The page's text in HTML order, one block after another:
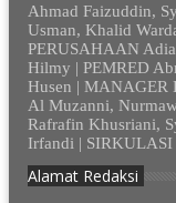
Ahmad Faizuddin,
Usman, Khalid
PERUSAHAAN
Hilmy | PEMRED
Husen | MANAGER
Al Muzanni,
Rafrafin Khusriani,
Irfandi |
Alamat Redaksi